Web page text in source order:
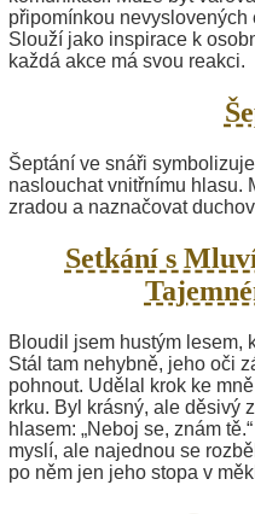
připomínkou nevyslovených
Slouží jako inspirace k
každá akce má svou reakci.
Šeptání ve snáři
naslouchat vnitřnímu hlasu.
zradou a naznačovat
Setkání s
Bloudil jsem hustým lesem,
Stál tam nehybně, jeho oči
pohnout. Udělal krok ke
krku. Byl krásný, ale děsivý
hlasem: „Neboj se, znám
myslí, ale najednou se
po něm jen jeho stopa v